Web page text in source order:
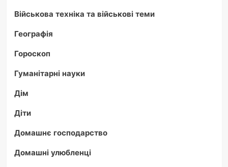
Військова техніка та військові теми
Географія
Гороскоп
Гуманітарні науки
Дім
Діти
Домашнє господарство
Домашні улюбленці